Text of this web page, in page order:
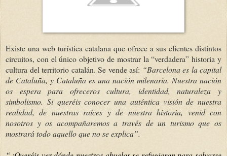
Existe una web turística catalana que ofrece a sus clientes distintos
circuitos, con el único objetivo de mostrar la “verdadera” historia y
cultura del territorio catalán. Se vende así: “Barcelona es la capital
de Cataluña, y Cataluña es una nación milenaria. Nuestra nación
os espera para ofreceros cultura, identidad, naturaleza y
simbolismo. Si queréis conocer una auténtica visión de nuestra
realidad, de nuestras raíces y de nuestra historia, venid con
nosotros y os acompañaremos a través de un turismo que os
mostrará todo aquello que no se explica”.